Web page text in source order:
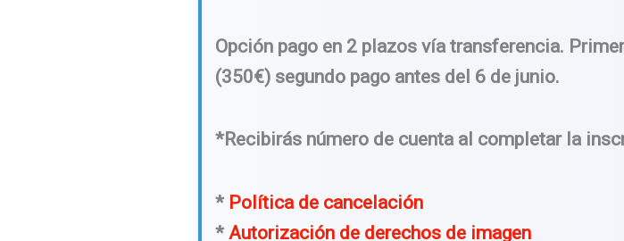
Opción pago en 2 plazos vía transferencia.
(350€) segundo pago antes del 6 de junio.
*Recibirás número de cuenta al completar la
* Política de cancelación
* Autorización de derechos de imagen